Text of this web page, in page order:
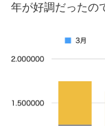
年が好調だったの